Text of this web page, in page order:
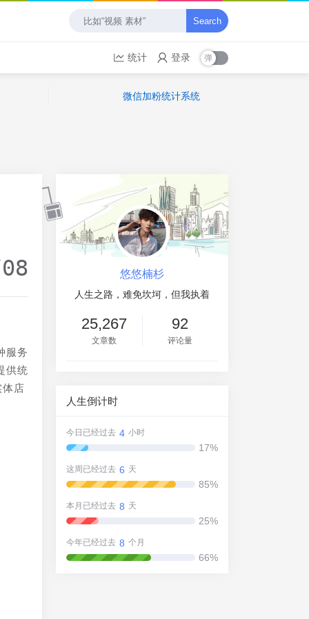
Search
统计 登录
微信加粉统计系统
服务
供统
店
悠悠楠杉
人生之路，难免坎坷，但我执着
25,267
文章数
92
评论量
人生倒计时
今日已经过去 4 小时
17%
这周已经过去 6 天
85%
本月已经过去 8 天
25%
今年已经过去 8 个月
66%